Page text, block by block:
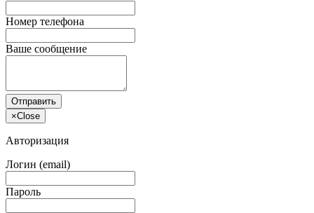
Номер телефона
Ваше сообщение
Отправить
×Close
Авторизация
Логин (email)
Пароль